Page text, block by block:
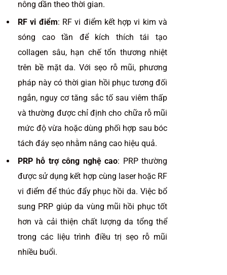
nông dần theo thời gian.
RF vi điểm: RF vi điểm kết hợp vi kim và
sóng cao tần để kích thích tái tạo
collagen sâu, hạn chế tổn thương nhiệt
trên bề mặt da. Với sẹo rỗ mũi, phương
pháp này có thời gian hồi phục tương đối
ngắn, nguy cơ tăng sắc tố sau viêm thấp
và thường được chỉ định cho chữa rỗ mũi
mức độ vừa hoặc dùng phối hợp sau bóc
tách đáy sẹo nhằm nâng cao hiệu quả.
PRP hỗ trợ công nghệ cao: PRP thường
được sử dụng kết hợp cùng laser hoặc RF
vi điểm để thúc đẩy phục hồi da. Việc bổ
sung PRP giúp da vùng mũi hồi phục tốt
hơn và cải thiện chất lượng da tổng thể
trong các liệu trình điều trị sẹo rỗ mũi
nhiều buổi.